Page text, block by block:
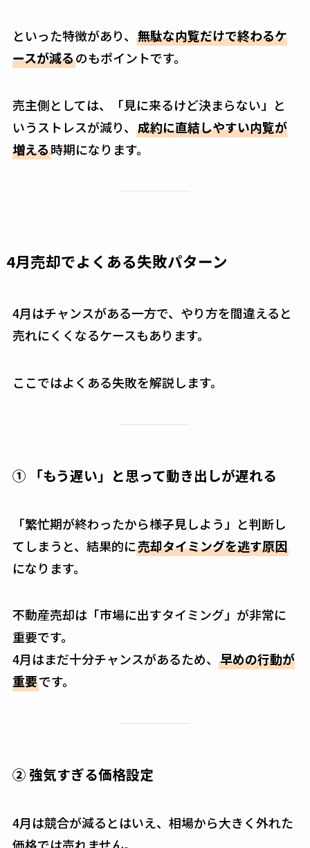
といった特徴があり、 無駄な内覧だけで終わるケ
ースが減るのもポイントです。
売主側としては、「見に来るけど決まらない」と
いうストレスが減り、 成約に直結しやすい内覧が
増える時期になります。
4月売却でよくある失敗パターン
4月はチャンスがある一方で、やり方を間違えると
売れにくくなるケースもあります。
ここではよくある失敗を解説します。
① 「もう遅い」と思って動き出しが遅れる
「繁忙期が終わったから様子見しよう」と判断し
てしまうと、結果的に売却タイミングを逃す原因
になります。
不動産売却は「市場に出すタイミング」が非常に
重要です。
4月はまだ十分チャンスがあるため、 早めの行動が
重要です。
② 強気すぎる価格設定
4月は競合が減るとはいえ、相場から大きく外れた
価格では売れません。